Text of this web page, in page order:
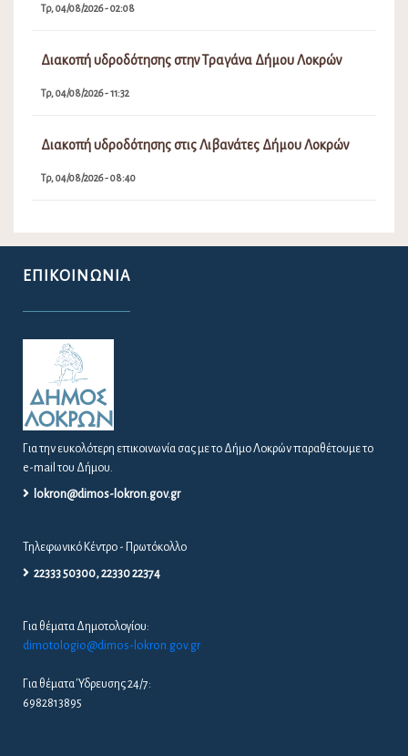
Τρ, 04/08/2026 - 02:08
Διακοπή υδροδότησης στην Τραγάνα Δήμου Λοκρών
Τρ, 04/08/2026 - 11:32
Διακοπή υδροδότησης στις Λιβανάτες Δήμου Λοκρών
Τρ, 04/08/2026 - 08:40
ΕΠΙΚΟΙΝΩΝΊΑ
Για την ευκολότερη επικοινωνία σας με το Δήμο Λοκρών παραθέτουμε το
e-mail του Δήμου.
lokron@dimos-lokron.gov.gr
Τηλεφωνικό Κέντρο - Πρωτόκολλο
22333 50300, 22330 22374
Για θέματα Δημοτολογίου:
dimotologio@dimos-lokron.gov.gr
Για θέματα Ύδρευσης 24/7:
6982813895